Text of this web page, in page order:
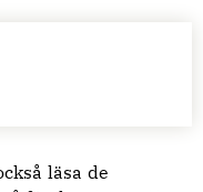
läsa de